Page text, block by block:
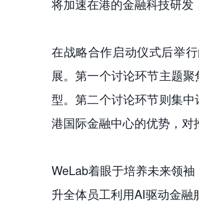
将加速在港的金融科技研发
在战略合作启动仪式后举
展。第一个讨论环节主题
型。第二个讨论环节则集
港国际金融中心的优势，对
WeLab着眼于培养未来领
升全体员工利用AI驱动金融